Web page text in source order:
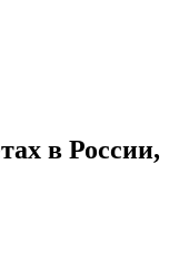
в России,